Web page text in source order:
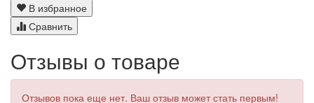
В избранное
Сравнить
Отзывы о товаре
Отзывов пока еще нет. Ваш отзыв может стать первым!